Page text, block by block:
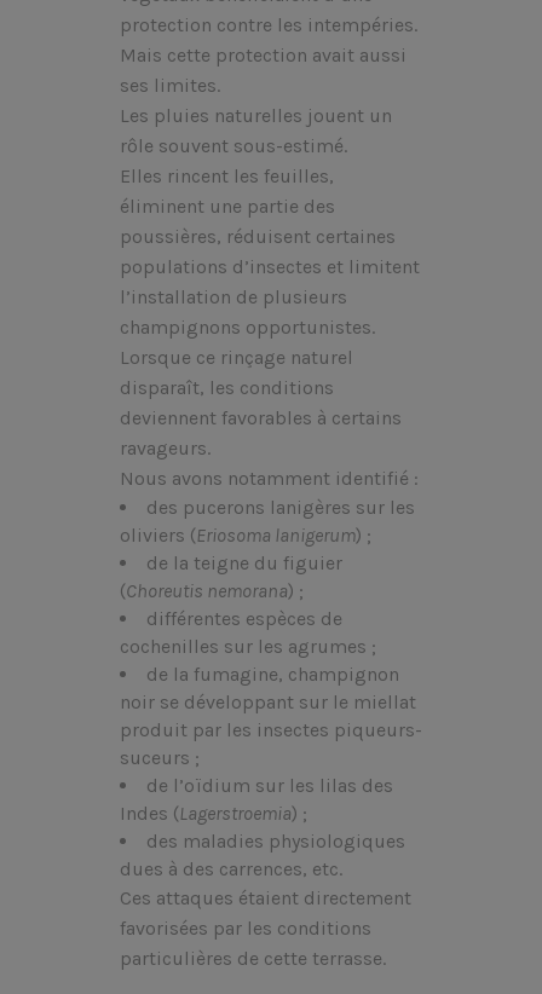
protection contre les intempéries.
Mais cette protection avait aussi
ses limites.
Les pluies naturelles jouent un
rôle souvent sous-estimé.
Elles rincent les feuilles,
éliminent une partie des
poussières, réduisent certaines
populations d’insectes et limitent
l’installation de plusieurs
champignons opportunistes.
Lorsque ce rinçage naturel
disparaît, les conditions
deviennent favorables à certains
ravageurs.
Nous avons notamment identifié :
des pucerons lanigères sur les
oliviers (Eriosoma lanigerum) ;
de la teigne du figuier
(Choreutis nemorana) ;
différentes espèces de
cochenilles sur les agrumes ;
de la fumagine, champignon
noir se développant sur le miellat
produit par les insectes piqueurs-
suceurs ;
de l’oïdium sur les lilas des
Indes (Lagerstroemia) ;
des maladies physiologiques
dues à des carrences, etc.
Ces attaques étaient directement
favorisées par les conditions
particulières de cette terrasse.